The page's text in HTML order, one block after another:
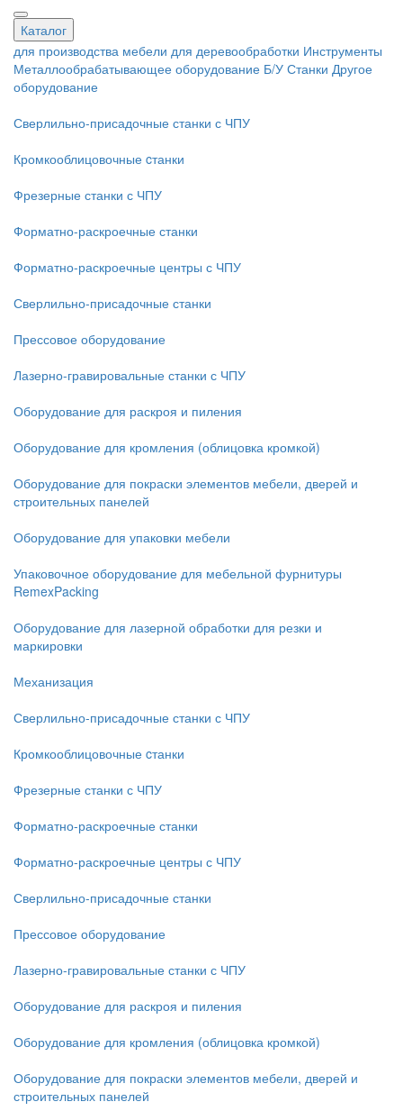
Каталог
для производства мебели для деревообработки Инструменты
Металлообрабатывающее оборудование Б/У Станки Другое
оборудование
Сверлильно-присадочные станки с ЧПУ
Кромкооблицовочные cтанки
Фрезерные станки с ЧПУ
Форматно-раскроечные станки
Форматно-раскроечные центры с ЧПУ
Сверлильно-присадочные станки
Прессовое оборудование
Лазерно-гравировальные станки с ЧПУ
Оборудование для раскроя и пиления
Оборудование для кромления (облицовка кромкой)
Оборудование для покраски элементов мебели, дверей и
строительных панелей
Оборудование для упаковки мебели
Упаковочное оборудование для мебельной фурнитуры
RemexPacking
Оборудование для лазерной обработки для резки и
маркировки
Механизация
Сверлильно-присадочные станки с ЧПУ
Кромкооблицовочные cтанки
Фрезерные станки с ЧПУ
Форматно-раскроечные станки
Форматно-раскроечные центры с ЧПУ
Сверлильно-присадочные станки
Прессовое оборудование
Лазерно-гравировальные станки с ЧПУ
Оборудование для раскроя и пиления
Оборудование для кромления (облицовка кромкой)
Оборудование для покраски элементов мебели, дверей и
строительных панелей